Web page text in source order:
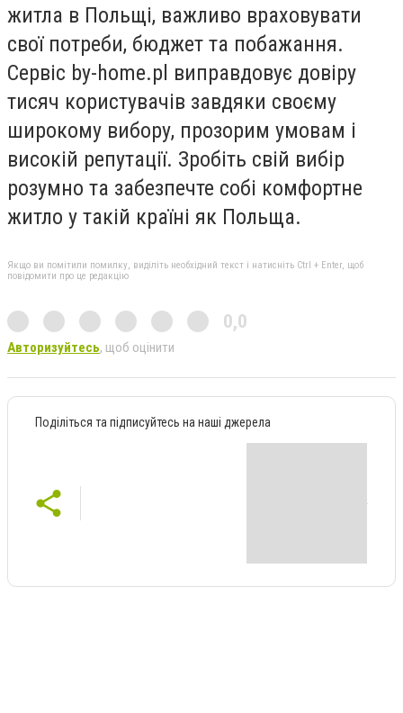
житла в Польщі, важливо враховувати
свої потреби, бюджет та побажання.
Сервіс by-home.pl виправдовує довіру
тисяч користувачів завдяки своєму
широкому вибору, прозорим умовам і
високій репутації. Зробіть свій вибір
розумно та забезпечте собі комфортне
житло у такій країні як Польща.
Якщо ви помітили помилку, виділіть необхідний текст і натисніть Ctrl + Enter, щоб
повідомити про це редакцію
0,0
Авторизуйтесь, щоб оцінити
Поділіться та підписуйтесь на наші джерела